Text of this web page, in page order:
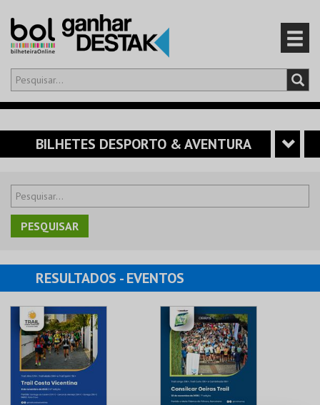
Olá,iniciar sessão
CARRINHO 0
CARTÕES
BILHETES DESPORTO & AVENTURA
RESULTADOS - EVENTOS